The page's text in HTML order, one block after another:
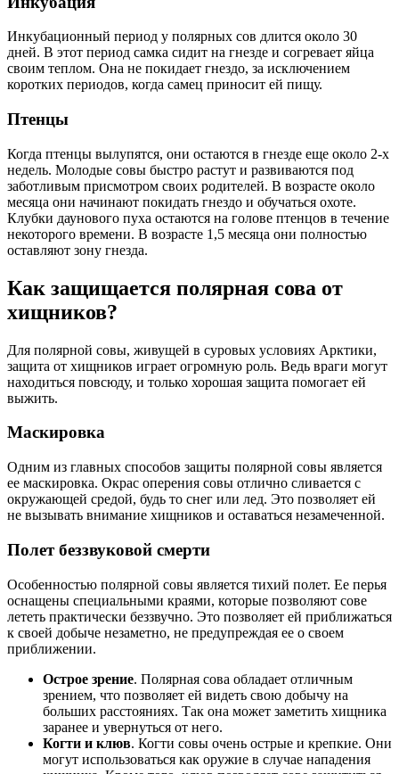
Инкубационный период у полярных сов длится около 30
дней. В этот период самка сидит на гнезде и согревает яйца
своим теплом. Она не покидает гнездо, за исключением
коротких периодов, когда самец приносит ей пищу.
Птенцы
Когда птенцы вылупятся, они остаются в гнезде еще около 2-х
недель. Молодые совы быстро растут и развиваются под
заботливым присмотром своих родителей. В возрасте около
месяца они начинают покидать гнездо и обучаться охоте.
Клубки даунового пуха остаются на голове птенцов в течение
некоторого времени. В возрасте 1,5 месяца они полностью
оставляют зону гнезда.
Как защищается полярная сова от
хищников?
Для полярной совы, живущей в суровых условиях Арктики,
защита от хищников играет огромную роль. Ведь враги могут
находиться повсюду, и только хорошая защита помогает ей
выжить.
Маскировка
Одним из главных способов защиты полярной совы является
ее маскировка. Окрас оперения совы отлично сливается с
окружающей средой, будь то снег или лед. Это позволяет ей
не вызывать внимание хищников и оставаться незамеченной.
Полет беззвуковой смерти
Особенностью полярной совы является тихий полет. Ее перья
оснащены специальными краями, которые позволяют сове
лететь практически беззвучно. Это позволяет ей приближаться
к своей добыче незаметно, не предупреждая ее о своем
приближении.
Острое зрение. Полярная сова обладает отличным
зрением, что позволяет ей видеть свою добычу на
больших расстояниях. Так она может заметить хищника
заранее и увернуться от него.
Когти и клюв. Когти совы очень острые и крепкие. Они
могут использоваться как оружие в случае нападения